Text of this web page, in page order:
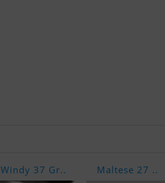
Windy 37 Gr.. Maltese 27 ..